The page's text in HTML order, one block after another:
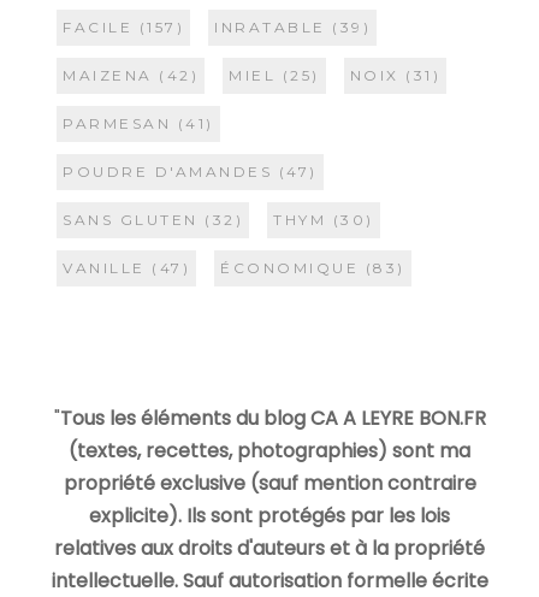
FACILE (157) INRATABLE (39)
MAIZENA (42) MIEL (25) NOIX (31)
PARMESAN (41)
POUDRE D'AMANDES (47)
SANS GLUTEN (32) THYM (30)
VANILLE (47) ÉCONOMIQUE (83)
"Tous les éléments du blog CA A LEYRE BON.FR
(textes, recettes, photographies) sont ma
propriété exclusive (sauf mention contraire
explicite). Ils sont protégés par les lois
relatives aux droits d'auteurs et à la propriété
intellectuelle. Sauf autorisation formelle écrite